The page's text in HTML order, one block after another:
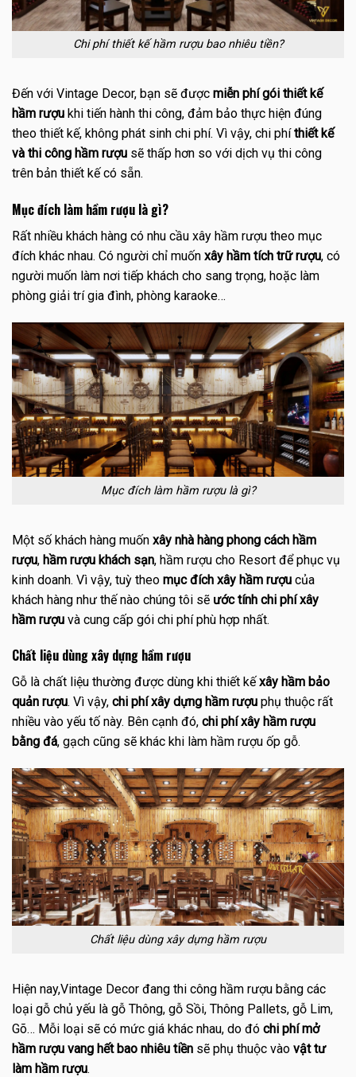
Chi phí thiết kế hầm rượu bao nhiêu tiền?
Đến với Vintage Decor, bạn sẽ được miễn phí gói thiết kế
hầm rượu khi tiến hành thi công, đảm bảo thực hiện đúng
theo thiết kế, không phát sinh chi phí. Vì vậy, chi phíthiết kế
và thi công hầm rượu sẽ thấp hơn so với dịch vụ thi công
trên bản thiết kế có sẵn.
Mục đích làm hầm rượu là gì?
Rất nhiều khách hàng có nhu cầu xây hầm rượu theo mục
đích khác nhau. Có người chỉ muốn xây hầm tích trữ rượu, có
người muốn làm nơi tiếp khách cho sang trọng, hoặc làm
phòng giải trí gia đình, phòng karaoke…
Mục đích làm hầm rượu là gì?
Một số khách hàng muốn xây nhà hàng phong cách hầm
rượu, hầm rượu khách sạn, hầm rượu cho Resort để phục vụ
kinh doanh. Vì vậy, tuỳ theo mục đích xây hầm rượu của
khách hàng như thế nào chúng tôi sẽ ước tính chi phí xây
hầm rượu và cung cấp gói chi phí phù hợp nhất.
Chất liệu dùng xây dựng hầm rượu
Gỗ là chất liệu thường được dùng khi thiết kếxây hầm bảo
quản rượu. Vì vậy, chi phí xây dựng hầm rượu phụ thuộc rất
nhiều vào yếu tố này. Bên cạnh đó, chi phí xây hầm rượu
bằng đá, gạch cũng sẽ khác khi làm hầm rượu ốp gỗ.
Chất liệu dùng xây dựng hầm rượu
Hiện nay,Vintage Decor đang thi công hầm rượu bằng các
loại gỗ chủ yếu là gỗ Thông, gỗ Sồi, Thông Pallets, gỗ Lim,
Gõ… Mỗi loại sẽ có mức giá khác nhau, do đó chi phí mở
hầm rượu vang hết bao nhiêu tiền sẽ phụ thuộc vào vật tư
làm hầm rượu.